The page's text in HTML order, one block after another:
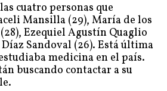
cuatro personas que
Mansilla (29), María de los
Ezequiel Agustín Quaglio
Díaz Sandoval (26). Está última
medicina en el país.
buscando contactar a su